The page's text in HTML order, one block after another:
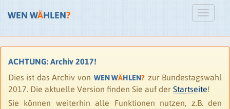
WEN WÄHLEN?
ACHTUNG: Archiv 2017!
Dies ist das Archiv von WEN WÄHLEN? zur Bundestagswahl
2017. Die aktuelle Version finden Sie auf der Startseite!
Sie können weiterhin alle Funktionen nutzen, z.B. den